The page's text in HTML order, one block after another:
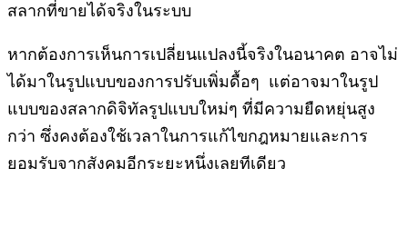
สลากที่ขายได้จริงในระบบ
หากต้องการเห็นการเปลี่ยนแปลงนี้จริงในอนาคต อาจไม่
ได้มาในรูปแบบของการปรับเพิ่มดื้อๆ แต่อาจมาในรูป
แบบของสลากดิจิทัลรูปแบบใหม่ๆ ที่มีความยืดหยุ่นสูง
กว่า ซึ่งคงต้องใช้เวลาในการแก้ไขกฎหมายและการ
ยอมรับจากสังคมอีกระยะหนึ่งเลยทีเดียว